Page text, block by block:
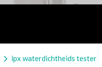
ipx waterdichtheids tester